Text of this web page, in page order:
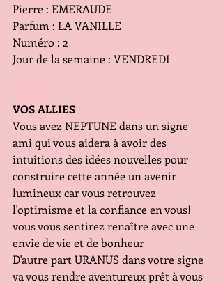
Pierre : EMERAUDE
Parfum : LA VANILLE
Numéro : 2
Jour de la semaine : VENDREDI
VOS ALLIES
Vous avez NEPTUNE dans un signe
ami qui vous aidera à avoir des
intuitions des idées nouvelles pour
construire cette année un avenir
lumineux car vous retrouvez
l'optimisme et la confiance en vous!
vous vous sentirez renaître avec une
envie de vie et de bonheur
D'autre part URANUS dans votre signe
va vous rendre aventureux prêt à vous